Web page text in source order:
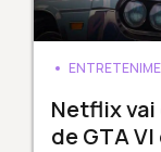
Netflix
de GTA